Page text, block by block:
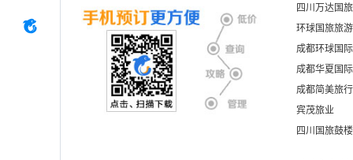
四川万达国
环球国旅旅
成都环球国
成都华夏国
成都简美旅行
宾茂旅业
四川国旅鼓